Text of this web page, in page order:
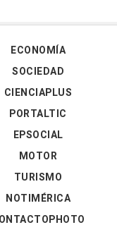
ECONOMÍA
SOCIEDAD
CIENCIAPLUS
PORTALTIC
EPSOCIAL
MOTOR
TURISMO
NOTIMÉRICA